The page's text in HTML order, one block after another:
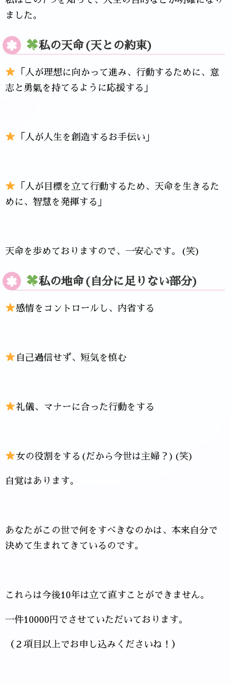
ました。
私の天命(天との約束)
「人が理想に向かって進み、行動するために、意
志と勇氣を持てるように応援する」
「人が人生を創造するお手伝い」
「人が目標を立て行動するため、天命を生きるた
めに、智慧を発揮する」
天命を歩めておりますので、一安心です。(笑)
私の地命(自分に足りない部分)
感情をコントロールし、内省する
自己過信せず、短気を慎む
礼儀、マナーに合った行動をする
女の役割をする(だから今世は主婦？)(笑)
自覚はあります。
あなたがこの世で何をすべきなのかは、本来自分で
決めて生まれてきているのです。
これらは今後10年は立て直すことができません。
一件10000円でさせていただいております。
（２項目以上でお申し込みくださいね！）